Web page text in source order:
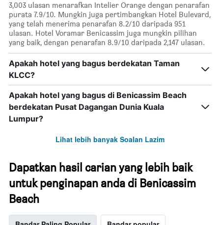
3,003 ulasan menarafkan Intelier Orange dengan penarafan
purata 7.9/10. Mungkin juga pertimbangkan Hotel Bulevard,
yang telah menerima penarafan 8.2/10 daripada 951
ulasan. Hotel Voramar Benicassim juga mungkin pilihan
yang baik, dengan penarafan 8.9/10 daripada 2,147 ulasan.
Apakah hotel yang bagus berdekatan Taman
KLCC?
Apakah hotel yang bagus di Benicassim Beach
berdekatan Pusat Dagangan Dunia Kuala
Lumpur?
Lihat lebih banyak Soalan Lazim
Dapatkan hasil carian yang lebih baik
untuk penginapan anda di Benicassim
Beach